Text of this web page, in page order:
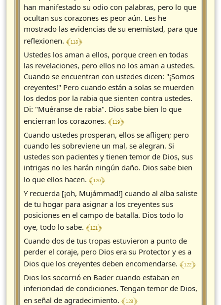
han manifestado su odio con palabras, pero lo que
ocultan sus corazones es peor aún. Les he
mostrado las evidencias de su enemistad, para que
reflexionen. ﴾ 118 ﴿
Ustedes los aman a ellos, porque creen en todas
las revelaciones, pero ellos no los aman a ustedes.
Cuando se encuentran con ustedes dicen: "¡Somos
creyentes!" Pero cuando están a solas se muerden
los dedos por la rabia que sienten contra ustedes.
Di: "Muéranse de rabia". Dios sabe bien lo que
encierran los corazones. ﴾ 119 ﴿
Cuando ustedes prosperan, ellos se afligen; pero
cuando les sobreviene un mal, se alegran. Si
ustedes son pacientes y tienen temor de Dios, sus
intrigas no les harán ningún daño. Dios sabe bien
lo que ellos hacen. ﴾ 120 ﴿
Y recuerda [¡oh, Mujámmad!] cuando al alba saliste
de tu hogar para asignar a los creyentes sus
posiciones en el campo de batalla. Dios todo lo
oye, todo lo sabe. ﴾ 121 ﴿
Cuando dos de tus tropas estuvieron a punto de
perder el coraje, pero Dios era su Protector y es a
Dios que los creyentes deben encomendarse. ﴾ 122 ﴿
Dios los socorrió en Bader cuando estaban en
inferioridad de condiciones. Tengan temor de Dios,
en señal de agradecimiento. ﴾ 123 ﴿